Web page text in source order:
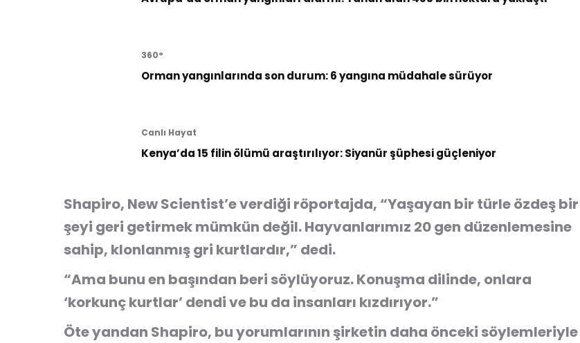
360°
Orman yangınlarında son durum: 6 yangına müdahale sürüyor
Canlı Hayat
Kenya’da 15 filin ölümü araştırılıyor: Siyanür şüphesi güçleniyor
Shapiro, New Scientist’e verdiği röportajda, “Yaşayan bir türle özdeş bir
şeyi geri getirmek mümkün değil. Hayvanlarımız 20 gen düzenlemesine
sahip, klonlanmış gri kurtlardır,” dedi.
“Ama bunu en başından beri söylüyoruz. Konuşma dilinde, onlara
‘korkunç kurtlar’ dendi ve bu da insanları kızdırıyor.”
Öte yandan Shapiro, bu yorumlarının şirketin daha önceki söylemleriyle